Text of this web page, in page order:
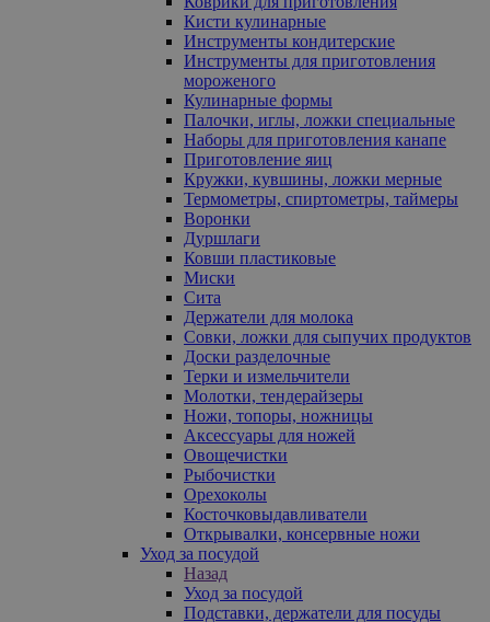
Кисти кулинарные
Инструменты кондитерские
Инструменты для приготовления
мороженого
Кулинарные формы
Палочки, иглы, ложки специальные
Наборы для приготовления канапе
Приготовление яиц
Кружки, кувшины, ложки мерные
Термометры, спиртометры, таймеры
Воронки
Дуршлаги
Ковши пластиковые
Миски
Сита
Держатели для молока
Совки, ложки для сыпучих продуктов
Доски разделочные
Терки и измельчители
Молотки, тендерайзеры
Ножи, топоры, ножницы
Аксессуары для ножей
Овощечистки
Рыбочистки
Орехоколы
Косточковыдавливатели
Открывалки, консервные ножи
Уход за посудой
Назад
Уход за посудой
Подставки, держатели для посуды